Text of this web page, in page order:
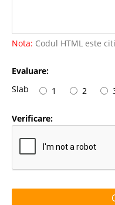
Nota: Codul HTML este
Evaluare:
Slab
1 2
Verificare: